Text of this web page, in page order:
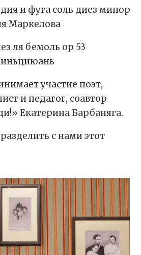
и фуга соль диез минор
Маркелова
ля бемоль ор 53
участие поэт,
и педагог, соавтор
Екатерина Барбаняга.
с нами этот